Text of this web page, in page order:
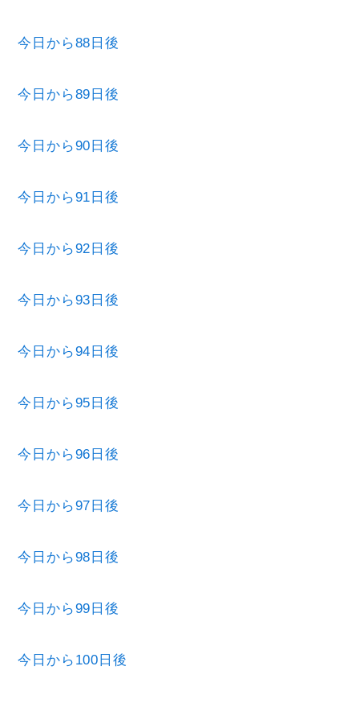
今日から88日後
今日から89日後
今日から90日後
今日から91日後
今日から92日後
今日から93日後
今日から94日後
今日から95日後
今日から96日後
今日から97日後
今日から98日後
今日から99日後
今日から100日後